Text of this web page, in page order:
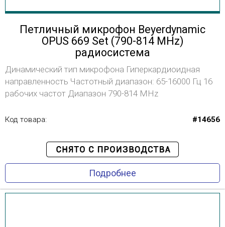
Петличный микрофон Beyerdynamic
OPUS 669 Set (790-814 MHz)
радиосистема
Динамический тип микрофона Гиперкардиоидная
направленность Частотный диапазон: 65-16000 Гц 16
рабочих частот Диапазон 790-814 MHz
Код товара: #14656
Подробнее